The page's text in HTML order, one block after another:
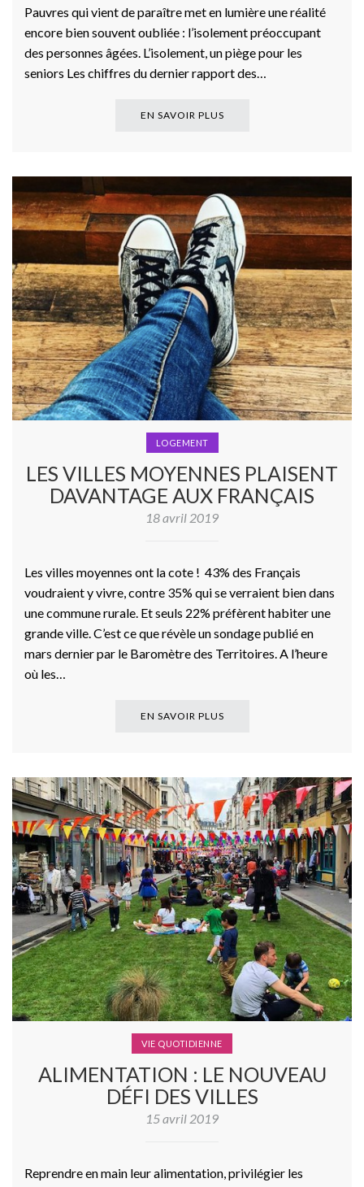
Pauvres qui vient de paraître met en lumière une réalité
encore bien souvent oubliée : l’isolement préoccupant
des personnes âgées. L’isolement, un piège pour les
seniors Les chiffres du dernier rapport des…
EN SAVOIR PLUS
LOGEMENT
LES VILLES MOYENNES PLAISENT
DAVANTAGE AUX FRANÇAIS
18 avril 2019
Les villes moyennes ont la cote ! 43% des Français
voudraient y vivre, contre 35% qui se verraient bien dans
une commune rurale. Et seuls 22% préfèrent habiter une
grande ville. C’est ce que révèle un sondage publié en
mars dernier par le Baromètre des Territoires. A l’heure
où les…
EN SAVOIR PLUS
VIE QUOTIDIENNE
ALIMENTATION : LE NOUVEAU
DÉFI DES VILLES
15 avril 2019
Reprendre en main leur alimentation, privilégier les